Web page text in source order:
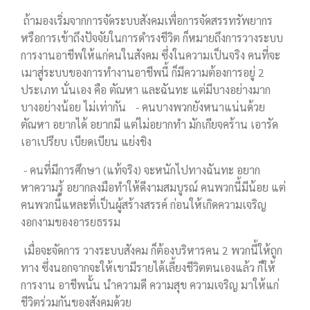
ถ้ามองเริ่มจากการจัดระบบสังคมเพื่อการจัดสรรทรัพยากร
หรือการเข้าถึงปัจจัยในการดำรงชีวิต ก็หมายถึงการวางระบบ
การงานอาชีพให้แก่คนในสังคม ซึ่งในความเป็นจริง คนที่จะ
เมาสู่ระบบของการทำงานอาชีพนี้ ก็มีความต้องการอยู่ 2
ประเภท นั่นเอง คือ ตัณหา และฉันทะ แต่มีบางอย่างมาก
บางอย่างน้อย ไม่เท่ากัน - คนบางพวกยังหนาแน่นด้วย
ตัณหา อยากได้ อยากมี แต่ไม่อยากทำ มักเกียจคร้าน เอารัด
เอาเปรียบ เบียดเบียน แย่งชิง
- คนที่มีการศึกษา (แท้จริง) จะหนักไปทางฉันทะ อยาก
หาความรู้ อยากลงมือทำให้ดีงามสมบูรณ์ คนพวกนี้มีน้อย แต่
คนพวกนี้แหละที่เป็นผู้สร้างสรรค์ ก่อนให้เกิดความเจริญ
งอกงามของอารยธรรม
เมื่อจะจัดการ วางระบบสังคม ก็ต้องบริหารคน 2 พวกนี้ให้ถูก
ทาง ซึ่งนอกจากจะให้เขามีรายได้เลี้ยงชีวิตตนเองแล้ว ก็ให้
การงาน อาชีพนั้น นำความดี ความสุข ความเจริญ มาให้แก่
ชีวิตร่วมกันของสังคมด้วย